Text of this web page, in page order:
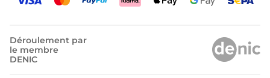
Déroulement par
le membre
DENIC